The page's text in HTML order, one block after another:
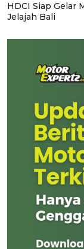
HDCI Siap Gelar
Jelajah Bali